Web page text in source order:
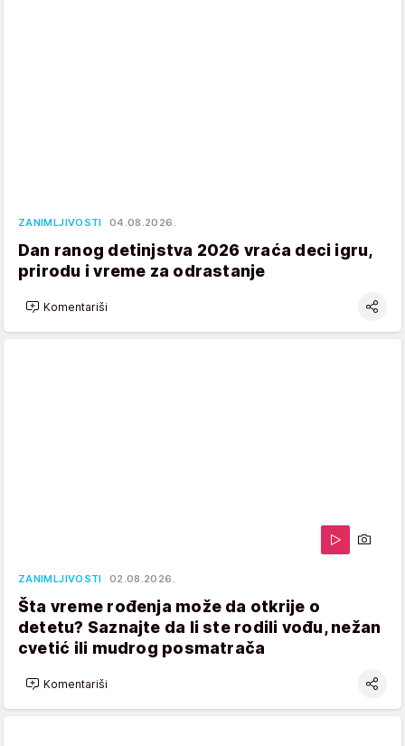
ZANIMLJIVOSTI 04.08.2026.
Dan ranog detinjstva 2026 vraća deci igru,
prirodu i vreme za odrastanje
Komentariši
ZANIMLJIVOSTI 02.08.2026.
Šta vreme rođenja može da otkrije o
detetu? Saznajte da li ste rodili vođu, nežan
cvetić ili mudrog posmatrača
Komentariši